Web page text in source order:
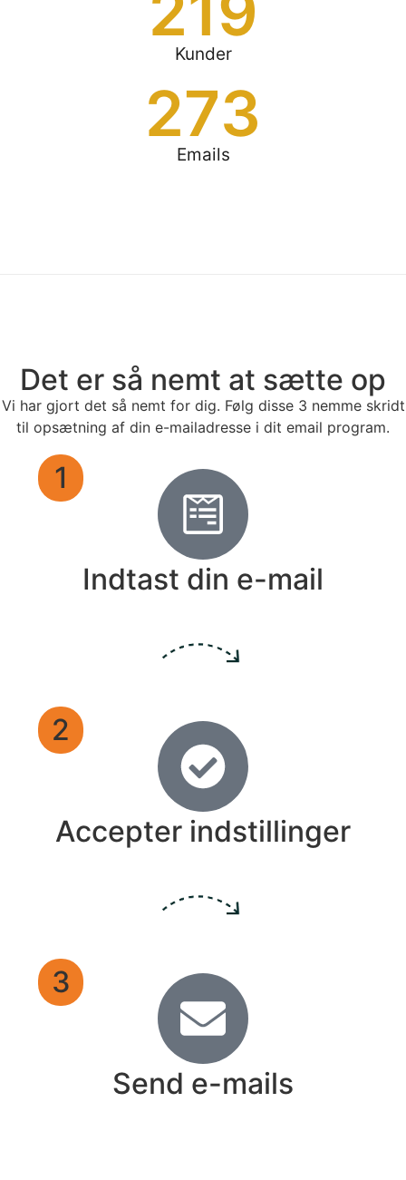
Kunder
Emails
273
Det er så nemt at sætte op
Vi har gjort det så nemt for dig. Følg disse 3 nemme skridt
til opsætning af din e-mailadresse i dit email program.
1
Indtast din e-mail
2
Accepter indstillinger
3
Send e-mails